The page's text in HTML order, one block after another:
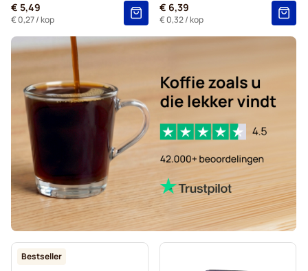
€ 5,49
€ 0,27/ kop
€ 6,39
€ 0,32/ kop
Bestseller